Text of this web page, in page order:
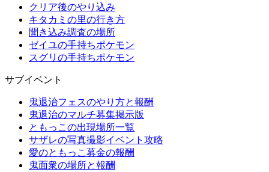
クリア後のやり込み
キタカミの里の行き方
聞き込み調査の場所
ゼイユの手持ちポケモン
スグリの手持ちポケモン
サブイベント
鬼退治フェスのやり方と報酬
鬼退治のマルチ募集掲示版
ともっこの出現場所一覧
サザレの写真撮影イベント攻略
愛のともっこ募金の報酬
鬼面衆の場所と報酬